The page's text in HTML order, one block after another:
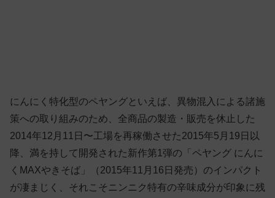
にんにく特化型のペヤングといえば、異物混入による諸施
策への取り組みのため、全商品の製造・販売を休止した
2014年12月11日〜工場を再稼働させた2015年5月19日以
降、満を持して開発された新作第1弾の「ペヤング にんに
くMAXやきそば」（2015年11月16日発売）のインパクト
が凄まじく、それこそニンニク特有の辛味成分が印象に残